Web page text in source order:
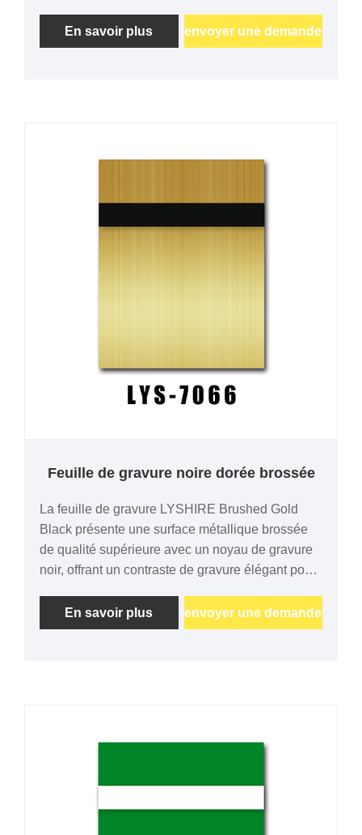
qualité, il offre un excellent contraste de gravure
et est compatible avec la gravure laser et rotative.
En savoir plus envoyer une demande
Feuille de gravure noire dorée brossée
La feuille de gravure LYSHIRE Brushed Gold
Black présente une surface métallique brossée
de qualité supérieure avec un noyau de gravure
noir, offrant un contraste de gravure élégant pour
trophées et l'identification industrielle.
Compatible avec la gravure laser et rotative, il
En savoir plus envoyer une demande